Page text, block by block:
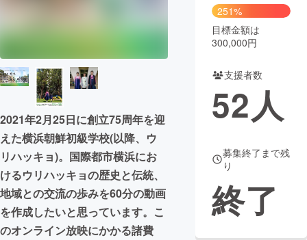
CAMPFIRE for Social Good CAMPFIRE Creation
コミュニティ
2021年2月25日に創立75周年を迎
えた横浜朝鮮初級学校(以降、ウ
リハッキョ)。国際都市横浜にお
けるウリハッキョの歴史と伝統、
地域との交流の歩みを60分の動画
を作成したいと思っています。こ
のオンライン放映にかかる諸費
251%
目標金額は
300,000円
支援者数
52人
募集終了まで残
り
終了